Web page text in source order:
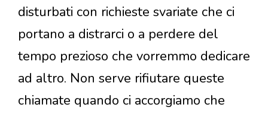
disturbati con richieste svariate che ci
portano a distrarci o a perdere del
tempo prezioso che vorremmo dedicare
ad altro. Non serve rifiutare queste
chiamate quando ci accorgiamo che